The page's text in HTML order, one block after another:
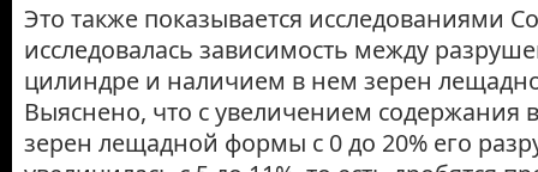
Это также показывается исследованиями
исследовалась зависимость между
цилиндре и наличием в нем зерен
Выяснено, что с увеличением содержания
зерен лещадной формы с 0 до 20% его